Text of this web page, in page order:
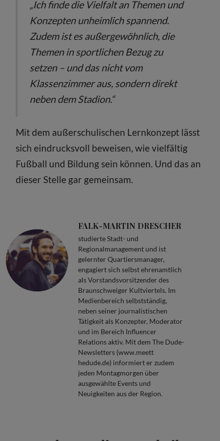
„Ich finde die Vielfalt an Themen und
Konzepten unheimlich spannend.
Zudem ist es außergewöhnlich, die
Themen in sportlichen Bezug zu
setzen – und das nicht vom
Klassenzimmer aus, sondern direkt
neben dem Stadion.“
Mit dem außerschulischen Lernkonzept lässt
sich eindrucksvoll beweisen, wie vielfältig
Fußball und Bildung sein können. Und das an
dieser Stelle gar gemeinsam.
FALK-MARTIN DRESCHER
studierte Stadt- und
Regionalmanagement und ist
gelernter Quartiersmanager,
engagiert sich selbst ehrenamtlich
als Vorstandsvorsitzender des
Braunschweiger Kultviertels. Im
Medienbereich selbstständig,
neben seiner journalistischen
Tätigkeit als Konzepter, Moderator
und im Bereich Influencer
Relations aktiv. Mit dem The Dude-
Newsletters (www.meett
hedude.de) informiert er zudem
jeden Montagmorgen über
ausgewählte Events und
Neuigkeiten aus der Region.